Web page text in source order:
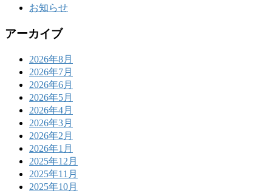
お知らせ
アーカイブ
2026年8月
2026年7月
2026年6月
2026年5月
2026年4月
2026年3月
2026年2月
2026年1月
2025年12月
2025年11月
2025年10月